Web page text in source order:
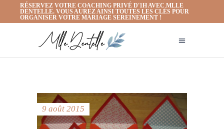
RÉSERVEZ VOTRE COACHING PRIVÉ D'1H AVEC MLLE
DENTELLE. VOUS AUREZ AINSI TOUTES LES CLÉS POUR
ORGANISER VOTRE MARIAGE SEREINEMENT !
9 août 2015